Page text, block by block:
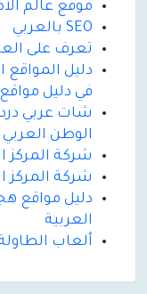
موقع عالم
SEO بالعربي
تعرف على
دليل
في دليل مواقع
شات عربي
الوطن
شركة المركز
شركة المركز
دليل مواقع
العربية
ألعاب